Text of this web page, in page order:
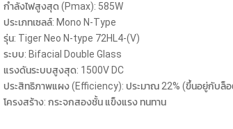
กำลังไฟสูงสุด (Pmax): 585W
ประเภทเซลล์: Mono N-Type
รุ่น: Tiger Neo N-type 72HL4-(V)
ระบบ: Bifacial Double Glass
แรงดันระบบสูงสุด: 1500V DC
ประสิทธิภาพแผง (Efficiency): ประมาณ 22% (ขึ้นอยู่กับล็
โครงสร้าง: กระจกสองชั้น แข็งแรง ทนทาน